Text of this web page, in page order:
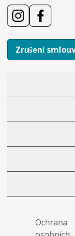
Zrušení
Ochrana